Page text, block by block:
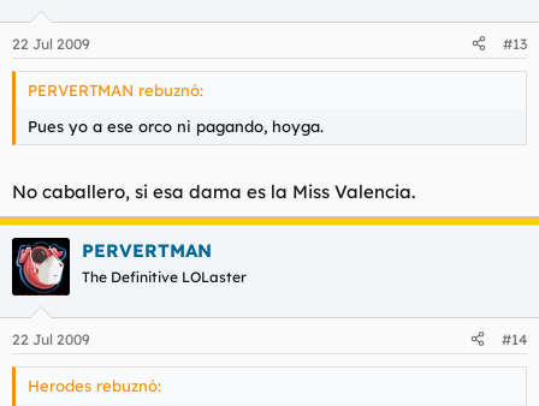
22 Jul 2009 #13
PERVERTMAN rebuznó:
Pues yo a ese orco ni pagando, hoyga.
No caballero, si esa dama es la Miss Valencia.
PERVERTMAN
The Definitive LOLaster
22 Jul 2009 #14
Herodes rebuznó: